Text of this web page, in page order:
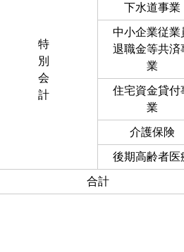
特
別
会
計
下水道事業
中小企業従業
退職金等共済
業
住宅資金貸付
業
介護保険
後期高齢者医
合計